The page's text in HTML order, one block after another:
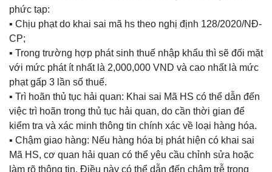
phức tạp:
▪️ Chịu phạt do khai sai mã hs theo nghị định 128/2020/NĐ-
CP;
▪️ Trong trường hợp phát sinh thuế nhập khẩu thì sẽ đối mặt
với mức phát ít nhất là 2,000,000 VND và cao nhất là mức
phạt gấp 3 lần số thuế.
▪️ Trì hoãn thủ tục hải quan: Khai sai Mã HS có thể dẫn đến
việc trì hoãn trong thủ tục hải quan, do cần thời gian để
kiểm tra và xác minh thông tin chính xác về loại hàng hóa.
▪️ Chậm giao hàng: Nếu hàng hóa bị phát hiện có khai sai
Mã HS, cơ quan hải quan có thể yêu cầu chỉnh sửa hoặc
làm rõ thông tin. Điều này có thể dẫn đến chậm trễ trong